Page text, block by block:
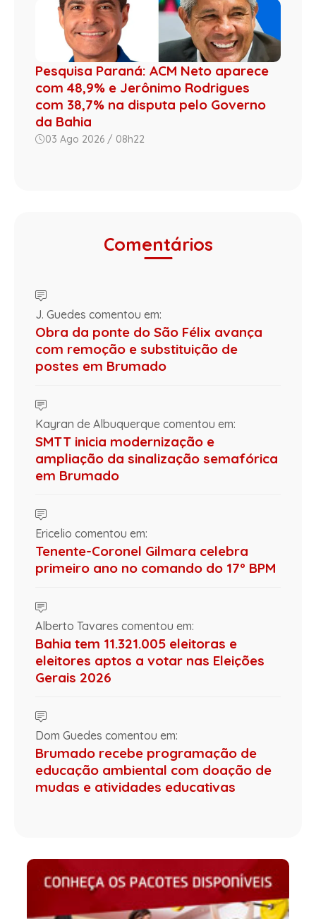
Pesquisa Paraná: ACM Neto aparece
com 48,9% e Jerônimo Rodrigues
com 38,7% na disputa pelo Governo
da Bahia
03 Ago 2026 / 08h22
Comentários
J. Guedes comentou em:
Obra da ponte do São Félix avança
com remoção e substituição de
postes em Brumado
Kayran de Albuquerque comentou em:
SMTT inicia modernização e
ampliação da sinalização semafórica
em Brumado
Ericelio comentou em:
Tenente-Coronel Gilmara celebra
primeiro ano no comando do 17º BPM
Alberto Tavares comentou em:
Bahia tem 11.321.005 eleitoras e
eleitores aptos a votar nas Eleições
Gerais 2026
Dom Guedes comentou em:
Brumado recebe programação de
educação ambiental com doação de
mudas e atividades educativas